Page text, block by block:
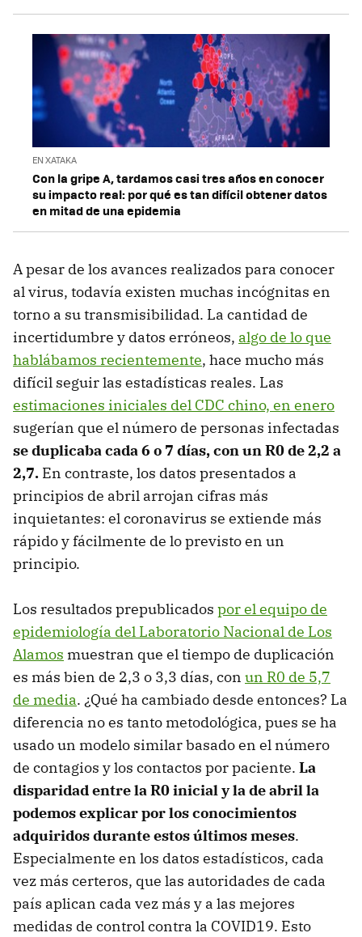
EN XATAKA
Con la gripe A, tardamos casi tres años en conocer
su impacto real: por qué es tan difícil obtener datos
en mitad de una epidemia
A pesar de los avances realizados para conocer
al virus, todavía existen muchas incógnitas en
torno a su transmisibilidad. La cantidad de
incertidumbre y datos erróneos, algo de lo que
hablábamos recientemente, hace mucho más
difícil seguir las estadísticas reales. Las
estimaciones iniciales del CDC chino, en enero
sugerían que el número de personas infectadas
se duplicaba cada 6 o 7 días, con un R0 de 2,2 a
2,7. En contraste, los datos presentados a
principios de abril arrojan cifras más
inquietantes: el coronavirus se extiende más
rápido y fácilmente de lo previsto en un
principio.
Los resultados prepublicados por el equipo de
epidemiología del Laboratorio Nacional de Los
Alamos muestran que el tiempo de duplicación
es más bien de 2,3 o 3,3 días, con un R0 de 5,7
de media. ¿Qué ha cambiado desde entonces? La
diferencia no es tanto metodológica, pues se ha
usado un modelo similar basado en el número
de contagios y los contactos por paciente. La
disparidad entre la R0 inicial y la de abril la
podemos explicar por los conocimientos
adquiridos durante estos últimos meses.
Especialmente en los datos estadísticos, cada
vez más certeros, que las autoridades de cada
país aplican cada vez más y a las mejores
medidas de control contra la COVID19. Esto